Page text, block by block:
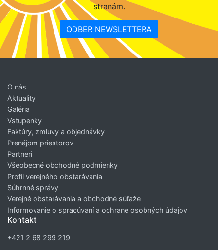
stranám.
ODBER NEWSLETTERA
O nás
Aktuality
Galéria
Vstupenky
Faktúry, zmluvy a objednávky
Prenájom priestorov
Partneri
Všeobecné obchodné podmienky
Profil verejného obstarávania
Súhrnné správy
Verejné obstarávania a obchodné súťaže
Informovanie o spracúvaní a ochrane osobných údajov
Kontakt
+421 2 68 299 219